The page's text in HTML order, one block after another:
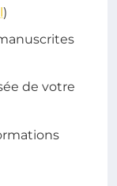
)
de votre